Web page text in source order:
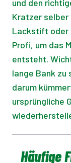
und den
Kratzer
Lackstift oder
Profi, um das
entsteht.
lange Bank zu
darum
ursprüngliche
Häufige